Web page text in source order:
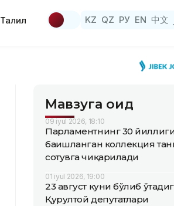
Таҳлил KZ QZ РУ EN 中文
Мавзуга оид
09 iyul 2026, 18:10
Парламентнинг 30
бағишланган коллекция
сотувга чиқарилади
01 iyul 2026, 19:00
23 август куни бўлиб
Қурултой депутатлари